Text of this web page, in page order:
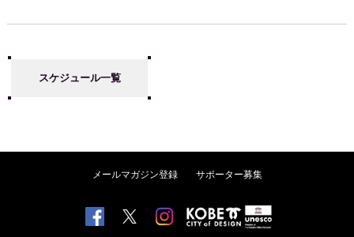
スケジュール一覧
メールマガジン登録 サポーター募集